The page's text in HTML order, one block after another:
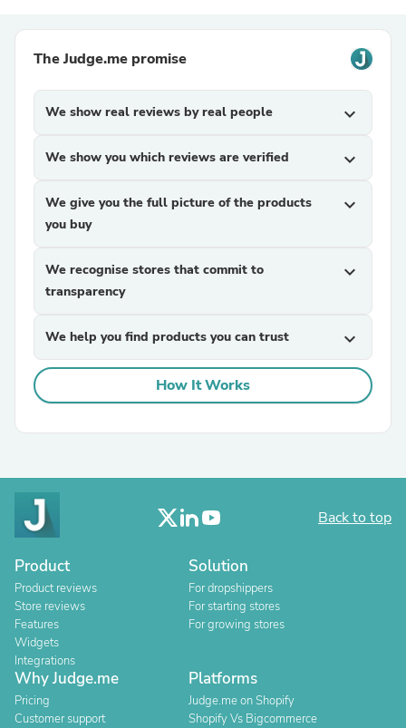
The Judge.me promise
We show real reviews by real people expand_more
We show you which reviews are verified expand_more
We give you the full picture of the products
you buy
expand_more
We recognise stores that commit to
transparency
expand_more
We help you find products you can trust expand_more
How It Works
Back to top
Product
Product reviews
Store reviews
Features
Widgets
Integrations
Solution
For dropshippers
For starting stores
For growing stores
Why Judge.me
Pricing
Customer support
Platforms
Judge.me on Shopify
Shopify Vs Bigcommerce